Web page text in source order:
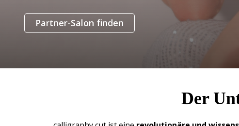
Partner-Salon finden
Der